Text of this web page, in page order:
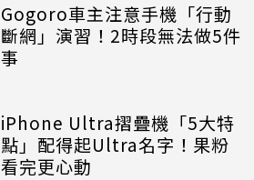
Gogoro車主注意手機「行動
斷網」演習！2時段無法做5件
事
iPhone Ultra摺疊機「5大特
點」配得起Ultra名字！果粉
看完更心動